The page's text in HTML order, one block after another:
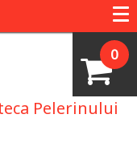
0
Pelerinului